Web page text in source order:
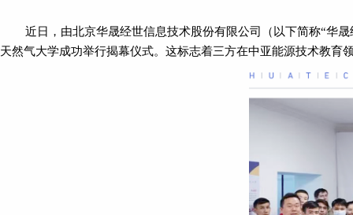
近日，由北京华晟经世信息技术股份有限公司（以下简称“华
天然气大学成功举行揭幕仪式。这标志着三方在中亚能源技术教育